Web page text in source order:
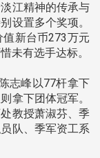
江精神的传承与
设置多个奖项。
新台币273万元
未有选手达标。
志峰以77杆拿下
拿下团体冠军。
教授萧淑芬、季
队、季军资工系